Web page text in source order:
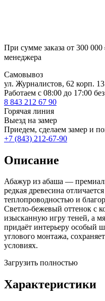
При сумме заказа от 300
менеджера
Самовывоз
ул. Журналистов, 62 корп. 13
Работаем c 08:00 до 17:00
8 843 212 67 90
Горячая линия
Выезд на замер
Приедем, сделаем замер и
+7 (843) 212-67-90
Описание
Абажур из абаша —
редкая древесина
теплопроводностью и
Светло‑бежевый оттенок с
изысканную игру теней, а
придаёт интерьеру особый
углового монтажа,
условиях.
Загрузить полностью
Характеристики